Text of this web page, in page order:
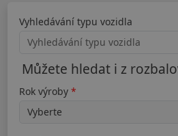
Vyhledávání typu vozidla
Můžete hledat i z
Rok výroby